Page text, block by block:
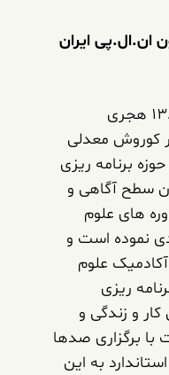
ان.ال.پی ایران
کانون ان ال پی ایران در سال 1380 هجری
کوروش معدلی
برنامه ریزی
سطح آگاهی و
های علوم
نموده است و
علوم
ریزی
و زندگی و
با برگزاری صدها
به این